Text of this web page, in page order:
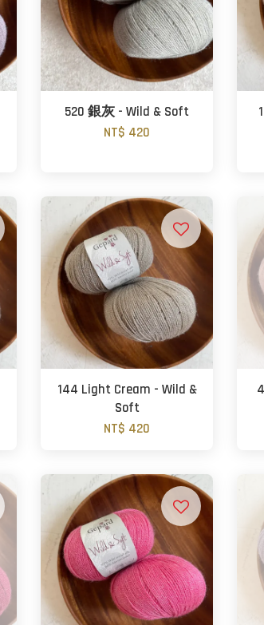
520 銀灰 - Wild & Soft
NT$ 420
144 Light Cream - Wild &
Soft
NT$ 420